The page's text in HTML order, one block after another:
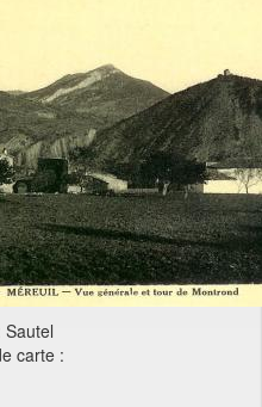
Sautel
carte :